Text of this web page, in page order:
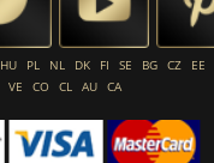
HU PL NL DK FI SE BG CZ
EE
VE CO CL AU CA